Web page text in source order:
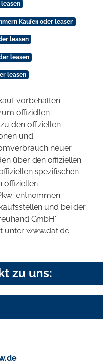
leasen
Kaufen oder leasen
leasen
leasen
leasen
vorbehalten.
offiziellen
den offiziellen
und
neuer
über den offiziellen
spezifischen
offiziellen
entnommen
und bei der
GmbH'
unter www.dat.de.
zu uns: